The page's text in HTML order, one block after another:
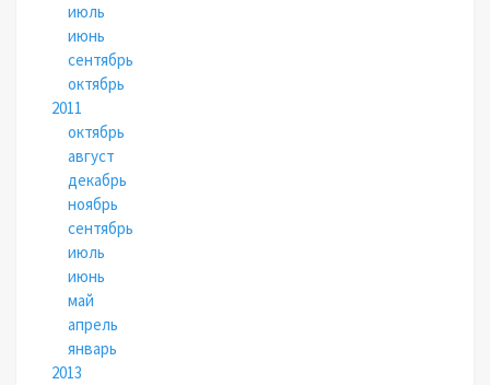
июль
июнь
сентябрь
октябрь
2011
октябрь
август
декабрь
ноябрь
сентябрь
июль
июнь
май
апрель
январь
2013